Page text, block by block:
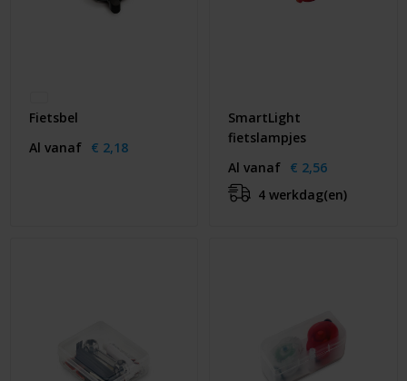
Fietsbel
Al vanaf € 2,18
SmartLight
fietslampjes
Al vanaf € 2,56
4 werkdag(en)